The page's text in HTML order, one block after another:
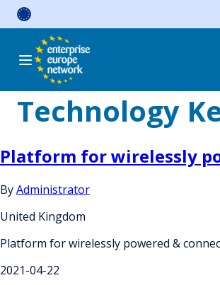
Skip
Technology
Platform for wirelessly
ByAdministrator
United Kingdom
Platform for wirelessly powered &
2021-04-22